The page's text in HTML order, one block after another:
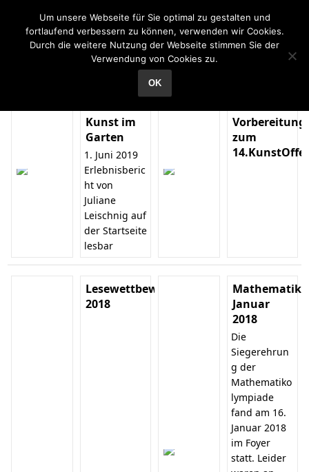
Kunst im
Garten
1. Juni 2019
Erlebnisberic
ht von
Juliane
Leischnig auf
der Startseite
lesbar
zum
Lesewettbewerb
2018
Januar
2018
Die
Siegerehrun
g der
Mathematiko
lympiade
fand am 16.
Januar 2018
im Foyer
statt. Leider
Grundschule Reichenhain
Um unsere Webseite für Sie optimal zu gestalten und
fortlaufend verbessern zu können, verwenden wir Cookies.
Durch die weitere Nutzung der Webseite stimmen Sie der
Verwendung von Cookies zu.
OK